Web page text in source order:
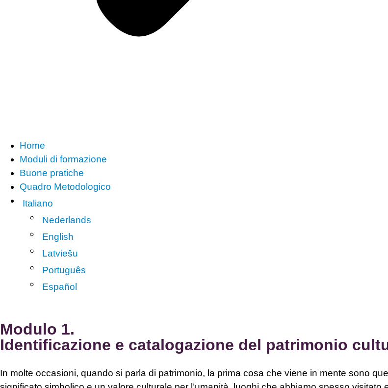
Home
Moduli di formazione
Buone pratiche
Quadro Metodologico
Italiano
Nederlands
English
Latviešu
Português
Español
Modulo 1.
Identificazione e catalogazione del patrimonio
In molte occasioni, quando si parla di patrimonio, la prima cosa che viene in mente sono